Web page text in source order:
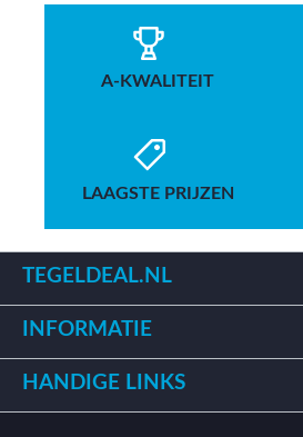
A-KWALITEIT
LAAGSTE PRIJZEN
TEGELDEAL.NL
INFORMATIE
HANDIGE LINKS